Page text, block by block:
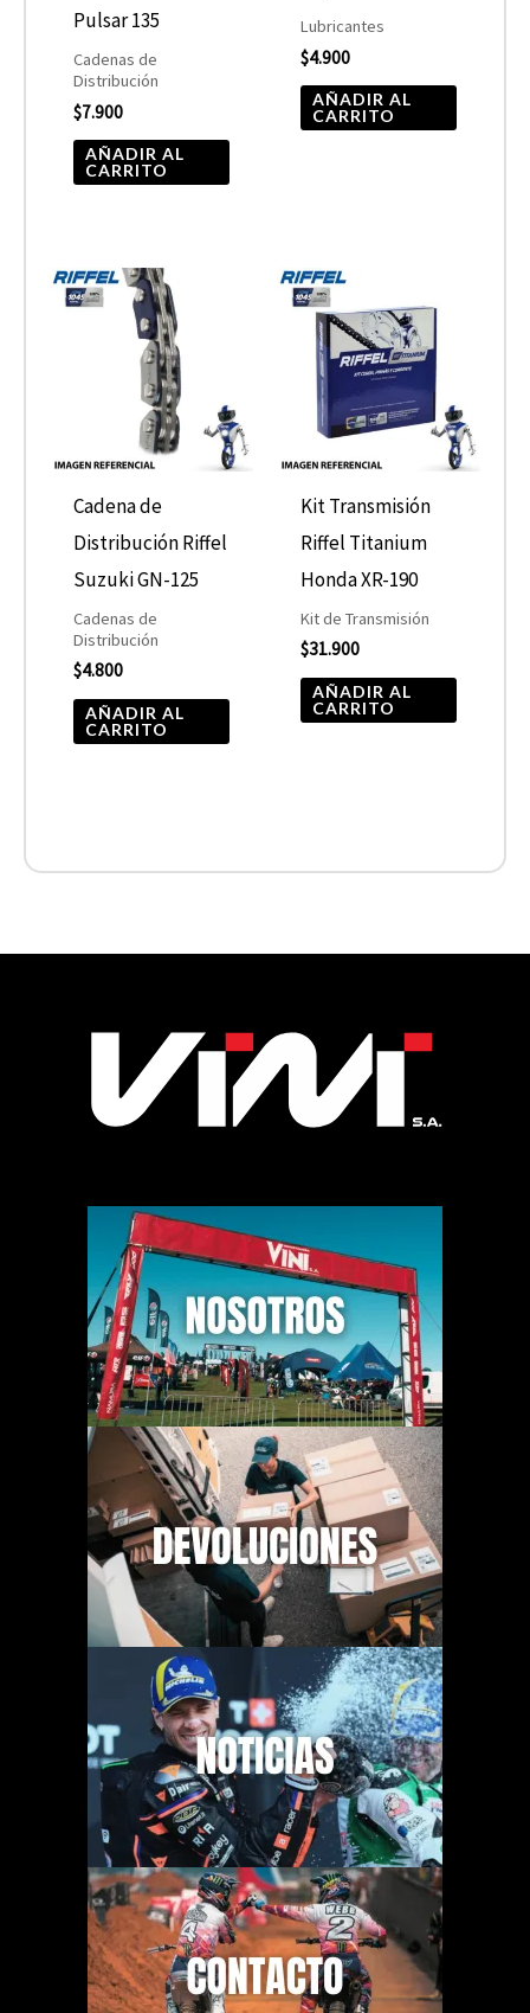
Pulsar 135
Cadenas de
Distribución
$7.900
AÑADIR AL
CARRITO
Lubricantes
$4.900
AÑADIR AL
CARRITO
Cadena de
Distribución Riffel
Suzuki GN-125
Cadenas de
Distribución
$4.800
AÑADIR AL
CARRITO
Kit Transmisión
Riffel Titanium
Honda XR-190
Kit de Transmisión
$31.900
AÑADIR AL
CARRITO